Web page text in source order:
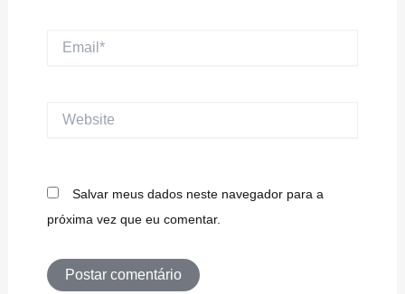
Salvar meus dados neste navegador para a
próxima vez que eu comentar.